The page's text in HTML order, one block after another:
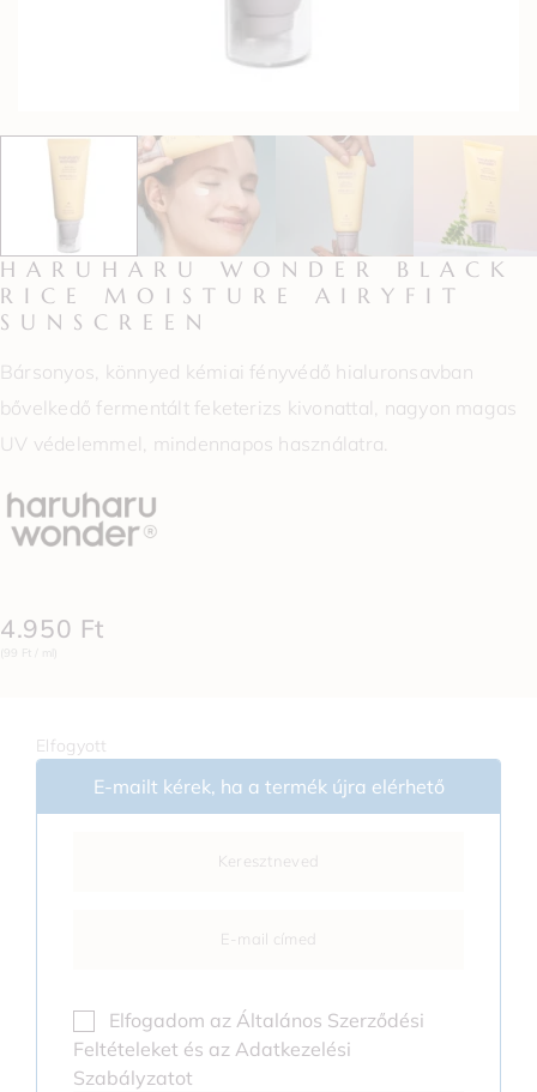
HARUHARU WONDER BLACK
RICE MOISTURE AIRYFIT
SUNSCREEN
Bársonyos, könnyed kémiai fényvédő hialuronsavban
bővelkedő fermentált feketerizs kivonattal, nagyon magas
UV védelemmel, mindennapos használatra.
4.950 Ft
(99 Ft / ml)
Elfogyott
E-mailt kérek, ha a termék újra elérhető
Elfogadom az Általános Szerződési
Feltételeket és az Adatkezelési
Szabályzatot